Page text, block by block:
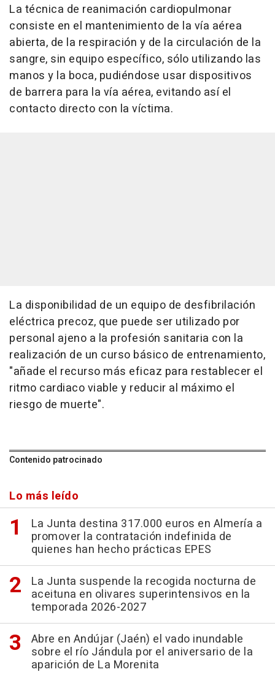
La técnica de reanimación cardiopulmonar
consiste en el mantenimiento de la vía aérea
abierta, de la respiración y de la circulación de la
sangre, sin equipo específico, sólo utilizando las
manos y la boca, pudiéndose usar dispositivos
de barrera para la vía aérea, evitando así el
contacto directo con la víctima.
La disponibilidad de un equipo de desfibrilación
eléctrica precoz, que puede ser utilizado por
personal ajeno a la profesión sanitaria con la
realización de un curso básico de entrenamiento,
"añade el recurso más eficaz para restablecer el
ritmo cardiaco viable y reducir al máximo el
riesgo de muerte".
Contenido patrocinado
Lo más leído
La Junta destina 317.000 euros en Almería a
promover la contratación indefinida de
quienes han hecho prácticas EPES
La Junta suspende la recogida nocturna de
aceituna en olivares superintensivos en la
temporada 2026-2027
Abre en Andújar (Jaén) el vado inundable
sobre el río Jándula por el aniversario de la
aparición de La Morenita